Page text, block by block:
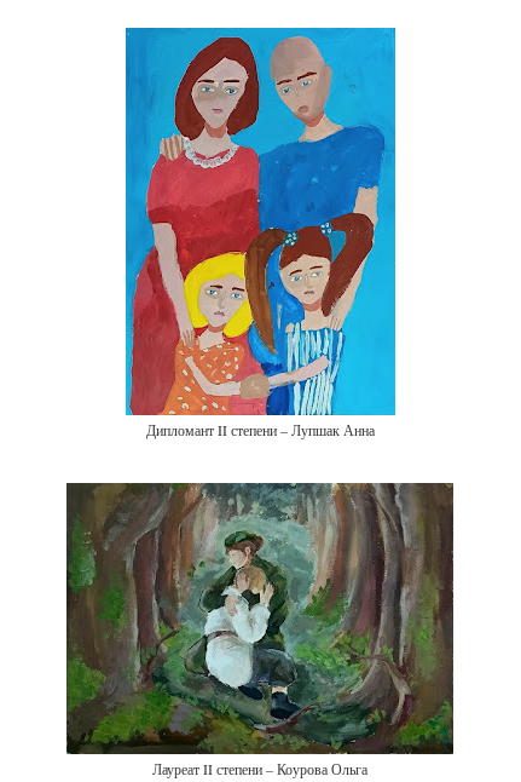
Дипломант II степени – Лупшак Анна
Лауреат II степени – Коурова Ольга